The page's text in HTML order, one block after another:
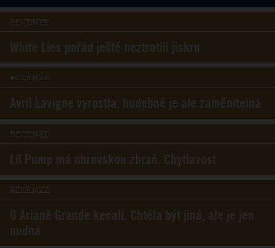
RECENZE
White Lies pořád ještě neztratili jiskru
RECENZE
Avril Lavigne vyrostla, hudebně je ale zaměnitelná
RECENZE
Lil Pump má obrovskou zbraň. Chytlavost
RECENZE
O Arianě Grande kecali. Chtěla být jiná, ale je jen
nudná